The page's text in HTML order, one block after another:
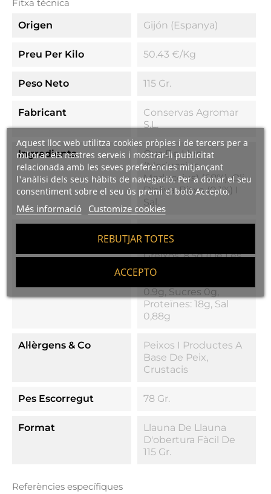
Aquest lloc web utilitza cookies pròpies i de tercers per a
millorar els nostres serveis i mostrar-li publicitat
relacionada amb les seves preferències mitjançant
l'anàlisi dels seus hàbits de navegació. Per a donar el seu
consentiment sobre el seu ús premi el botó Accepto.
Més informació Customize cookies
REBUTJAR TOTES
ACCEPTO
Fitxa tècnica
Origen
Gijón (Espanya)
Preu Per Kilo 50.43 €/kg
Peso Neto 115 Gr.
Fabricant
Conservas Agromar
S.L.
Ingredients
Ous De Lluç
(Merluccius
Merluccius) (68%), Oli
D'oliva, Bitxo (0,1%) I
Sal.
636 KJ / 152 Kcal,
Greixos: 8.5g (de Les
Quals Saturats 1.8g),
Hidrats De Carboni:
0.9g, Sucres 0g,
Proteïnes: 18g, Sal
0,88g
Al·lèrgens & Co
Peixos I Productes A
Base De Peix,
Crustacis
Pes Escorregut 78 Gr.
Format
Llauna De Llauna
D'obertura Fàcil De
115 Gr.
Referències específiques